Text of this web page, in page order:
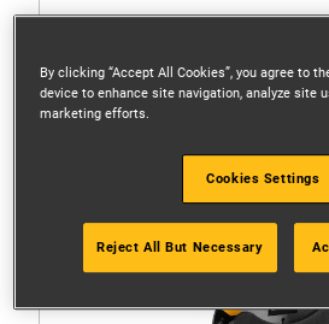
By clicking “Accept All Cookies”, you agree to
device to enhance site navigation, analyze site
marketing efforts.
Cookies Settings
Reject All But Necessary